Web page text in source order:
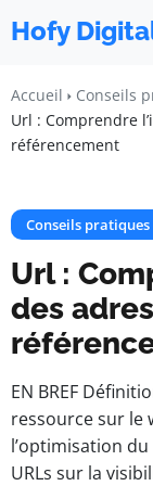
Hofy
Accueil
Conseils
Url : Comprendre
référencement
Conseils pratiques
Url :
des
EN BREF
ressource sur le
l’optimisation
URLs sur la